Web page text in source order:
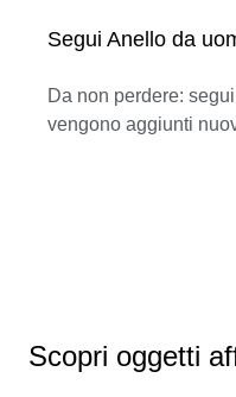
Segui Anello da
Da non perdere:
vengono aggiunti
Scopri oggetti